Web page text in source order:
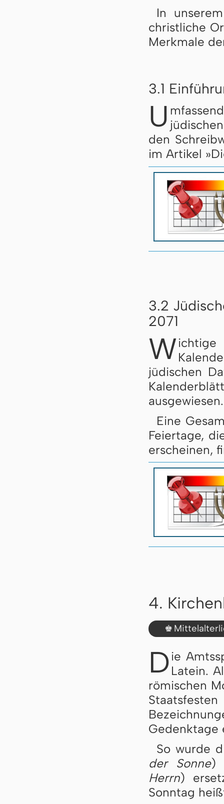
In
christliche
Merkmale
3.1
U
den
im Artikel
3.2
2071
W
jüdischen
ausgewiesen.
Eine
Feiertage,
erscheinen,
4.
♚
D ie
Latein.
römischen
Gedenktage
So wurde
der Sonne)
Herrn)
Sonntag